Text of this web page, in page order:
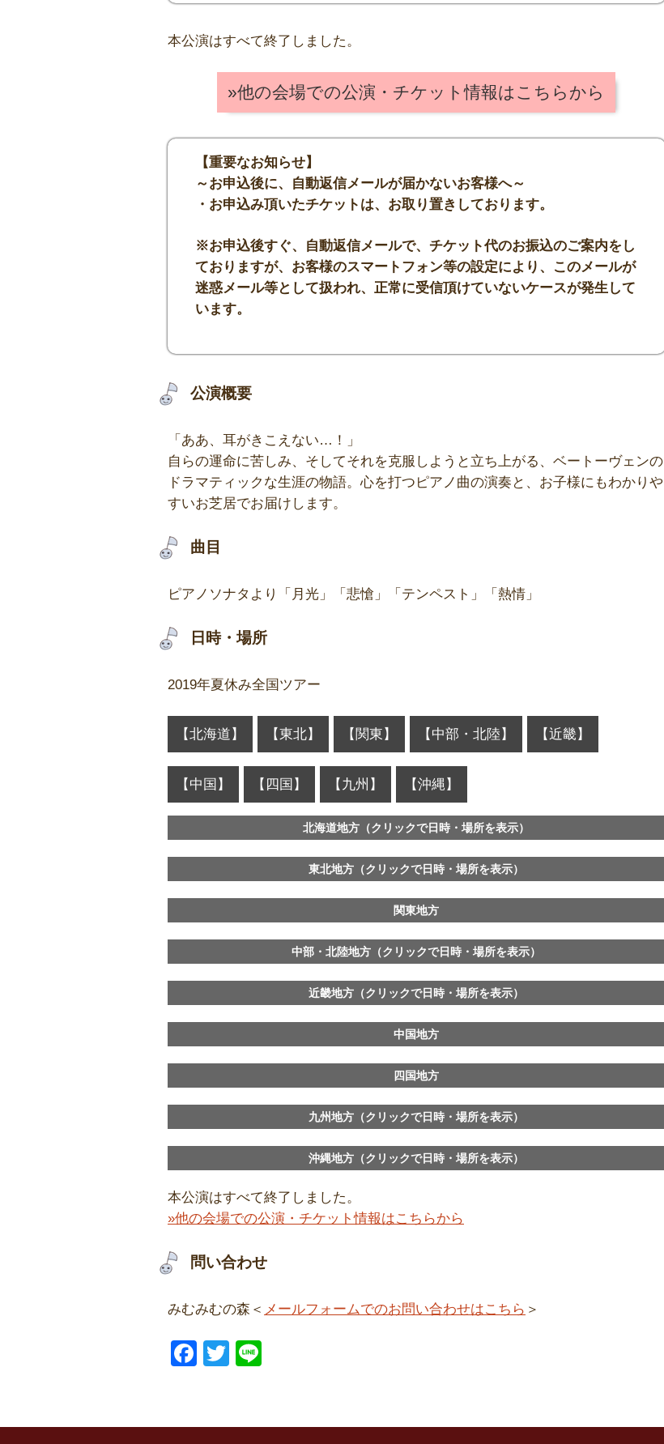
本公演はすべて終了しました。
»他の会場での公演・チケット情報はこちらから
【重要なお知らせ】
～お申込後に、自動返信メールが届かないお客様へ～
・お申込み頂いたチケットは、お取り置きしております。
※お申込後すぐ、自動返信メールで、チケット代のお振込のご案内をし
ておりますが、お客様のスマートフォン等の設定により、このメールが
迷惑メール等として扱われ、正常に受信頂けていないケースが発生して
います。
公演概要
「ああ、耳がきこえない…！」
自らの運命に苦しみ、そしてそれを克服しようと立ち上がる、ベートーヴェンの
ドラマティックな生涯の物語。心を打つピアノ曲の演奏と、お子様にもわかりや
すいお芝居でお届けします。
曲目
ピアノソナタより「月光」「悲愴」「テンペスト」「熱情」
日時・場所
2019年夏休み全国ツアー
【北海道】 【東北】 【関東】 【中部・北陸】 【近畿】
【中国】 【四国】 【九州】 【沖縄】
北海道地方（クリックで日時・場所を表示）
東北地方（クリックで日時・場所を表示）
関東地方
中部・北陸地方（クリックで日時・場所を表示）
近畿地方（クリックで日時・場所を表示）
中国地方
四国地方
九州地方（クリックで日時・場所を表示）
沖縄地方（クリックで日時・場所を表示）
本公演はすべて終了しました。
»他の会場での公演・チケット情報はこちらから
問い合わせ
みむみむの森＜ メールフォームでのお問い合わせはこちら ＞
F
e
T
er